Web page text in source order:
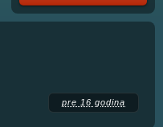
pre 16 godina